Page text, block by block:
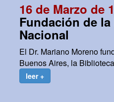
16 de Marzo de
Fundación de
Nacional
El Dr. Mariano Moreno
Buenos Aires, la
leer +